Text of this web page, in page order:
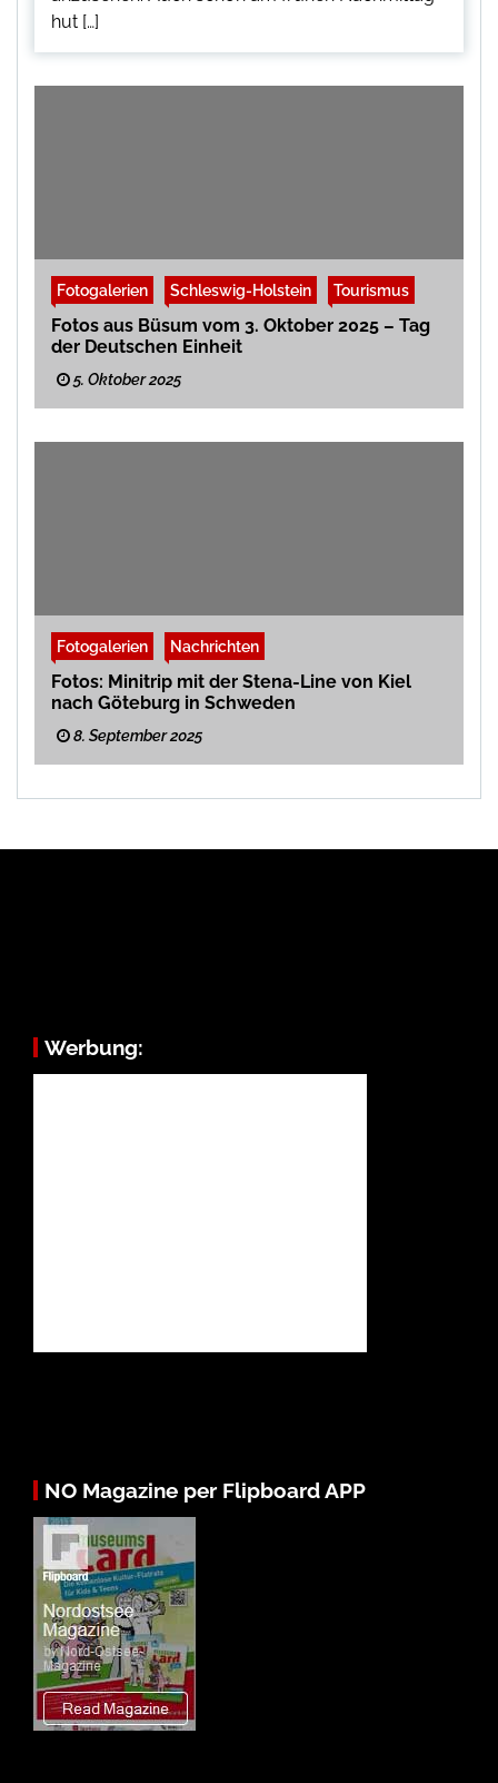
hut […]
Fotogalerien Schleswig-Holstein Tourismus
Fotos aus Büsum vom 3. Oktober 2025 – Tag
der Deutschen Einheit
5. Oktober 2025
Fotogalerien Nachrichten
Fotos: Minitrip mit der Stena-Line von Kiel
nach Göteburg in Schweden
8. September 2025
Werbung:
NO Magazine per Flipboard APP